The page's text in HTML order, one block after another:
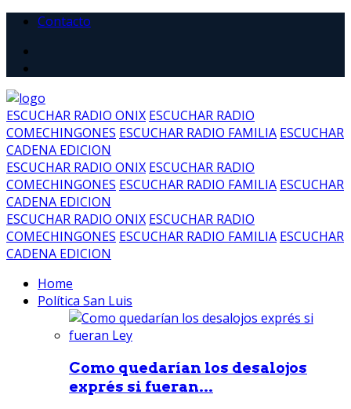
Contacto
ESCUCHAR RADIO ONIX ESCUCHAR RADIO
COMECHINGONES ESCUCHAR RADIO FAMILIA ESCUCHAR
CADENA EDICION
ESCUCHAR RADIO ONIX ESCUCHAR RADIO
COMECHINGONES ESCUCHAR RADIO FAMILIA ESCUCHAR
CADENA EDICION
ESCUCHAR RADIO ONIX ESCUCHAR RADIO
COMECHINGONES ESCUCHAR RADIO FAMILIA ESCUCHAR
CADENA EDICION
Home
Política San Luis
Como quedarían los desalojos
exprés si fueran...